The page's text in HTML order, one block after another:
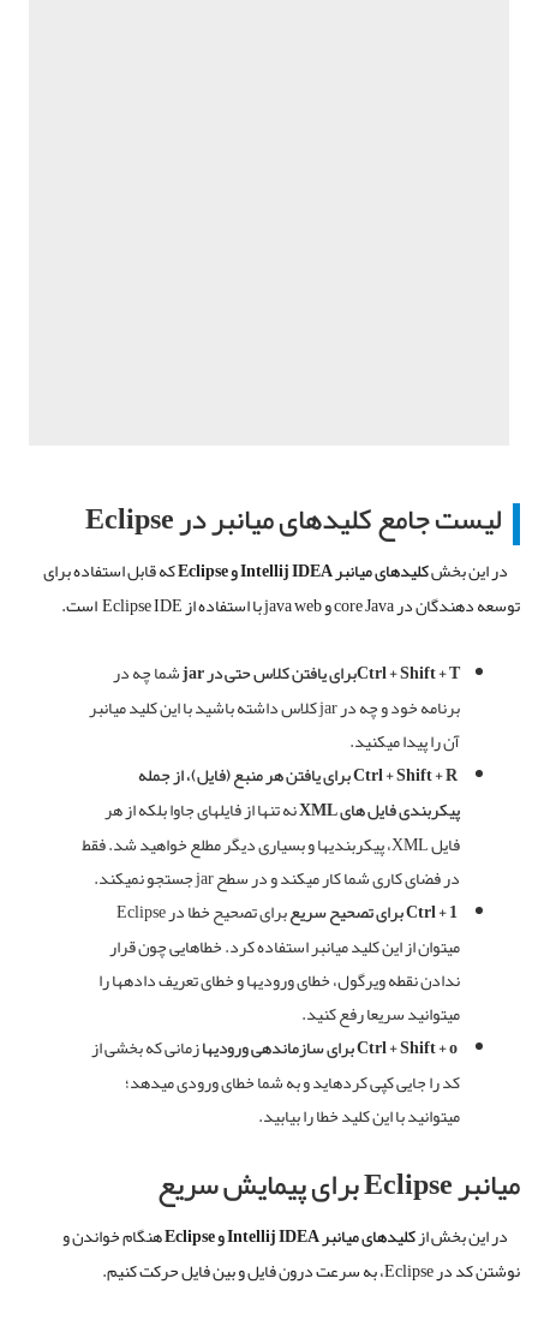
لیست جامع کلیدهایمیانبردر
در این بخشکلیدهای میانبر Intellij IDEA و Eclipse
که قابل استفاده برای
توسعه دهندگان در
و با استفاده از است.
Ctrl + Shift + Tبراییافتنکلاسحتیدر
شما چه در
برنامه خود و چه در
کلاس داشته باشید با این کلید میانبر
آن را پیدا میکنید.
Ctrl + Shift + Rبراییافتنهرمنبع(فایل)،ازجمله
پیکربندیفایلهای
نه تنها از فایلهای جاوا بلکه از هر
فایل
، پیکربندیها و بسیاری دیگر مطلع خواهید شد.فقط
در فضای کاری شما کار میکند و در سطح
جستجو نمیکند.
برایتصحیحسریعبرای تصحیح خطا در
میتوان از این کلید میانبر استفاده کرد.خطاهایی چون قرار
ندادن نقطه ویرگول، خطای ورودیها و خطای تعریف دادهها را
میتوانید سریعا رفع کنید.
Ctrl + Shift + oبرایسازماندهیورودیهازمانی که بخشی از
کد را جایی کپی کردهاید و به شما خطای ورودی میدهد؛
میتوانید با این کلید خطا را بیابید.
میانبر برایپیمایشسریع
در این بخش ازکلیدهایمیانبرIntellij IDEAوEclipseهنگام خواندن و
نوشتن کد در
، به سرعت درون فایل و بین فایل حرکت کنیم.